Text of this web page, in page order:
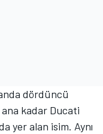
dördüncü
kadar Ducati
yer alan isim. Aynı